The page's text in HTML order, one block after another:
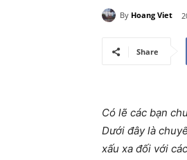
By Hoang Viet
Share
Có lẽ các bạn
Dưới đây là
xấu xa đối với